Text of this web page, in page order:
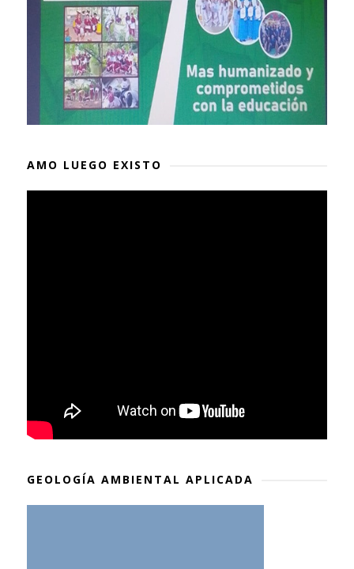
AMO LUEGO EXISTO
GEOLOGÍA AMBIENTAL APLICADA